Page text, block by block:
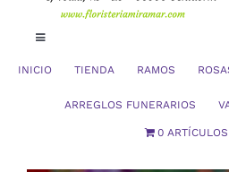
Toggle
INICIO TIENDA RAMOS
ARREGLOS FUNERARIOS
0 ARTÍCULOS